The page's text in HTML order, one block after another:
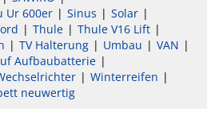
Ur 600er
Sinus
Solar
Thule
Thule V16 Lift
TV Halterung Umbau
VAN
Aufbaubatterie
Winterreifen
neuwertig